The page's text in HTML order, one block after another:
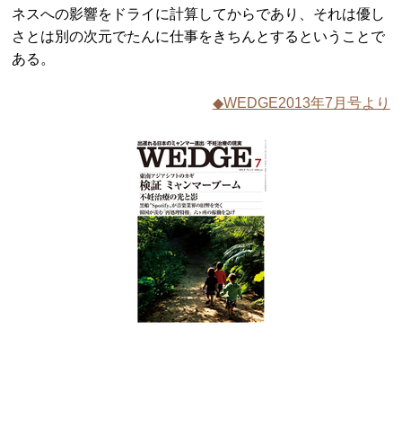
ネスへの影響をドライに計算してからであり、それは優し
さとは別の次元でたんに仕事をきちんとするということで
ある。
◆WEDGE2013年7月号より